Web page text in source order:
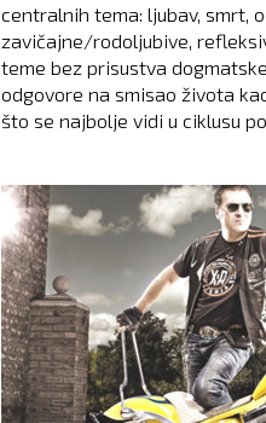
centralnih tema: ljubav, smrt,
zavičajne/rodoljubive,
teme bez prisustva
odgovore na smisao života
što se najbolje vidi u ciklusu